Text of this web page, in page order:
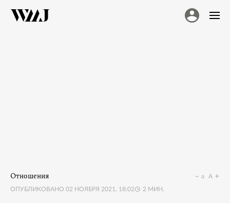
Отношения
ОПУБЛИКОВАНО 02 НОЯБРЯ 2021, 18:02 2 МИН.
a A